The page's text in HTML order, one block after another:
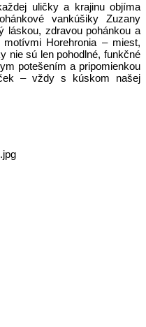
uličky a krajinu objíma
vankúšiky Zuzany
láskou, zdravou pohánkou a
Horehronia – miest,
nie sú len pohodlné, funkčné
potešením a pripomienkou
– vždy s kúskom našej